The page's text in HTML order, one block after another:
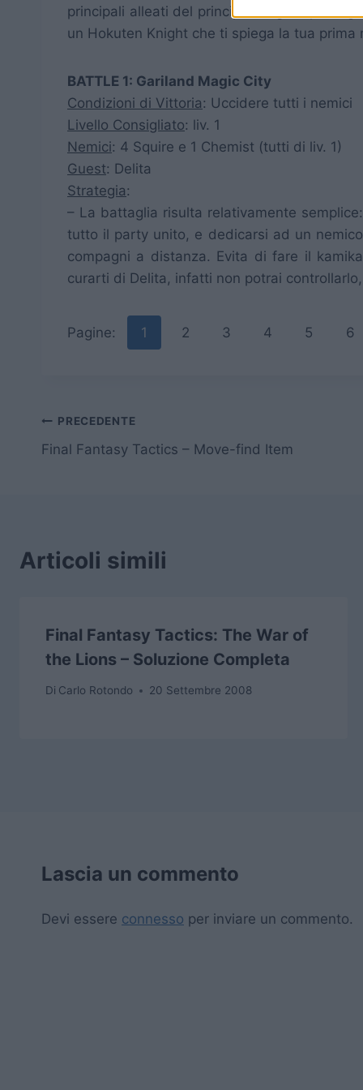
principali alleati del principe
(capo
un Hokuten Knight che ti spiega la tua
BATTLE 1: Gariland Magic City
Condizioni di Vittoria: Uccidere tutti i nemici
Livello Consigliato: liv. 1
Nemici: 4 Squire e 1 Chemist (tutti di liv. 1)
Guest: Delita
Strategia:
– La battaglia risulta relativamente
tutto il party unito, e dedicarsi ad un
compagni a distanza. Evita di fare il
curarti di Delita, infatti non potrai
Pagine: 1 2 3 4 5 6
Navigazione
articoli
PRECEDENTE
Final Fantasy Tactics – Move-find Item
Articoli simili
Final Fantasy Tactics: The War of
the Lions – Soluzione Completa
Di Carlo Rotondo 20 Settembre 2008
Lascia un commento
Devi essere connesso per inviare un commento.